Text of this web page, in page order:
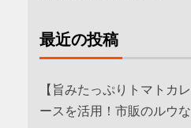
最近の投稿
【旨みたっぷりトマトカ
ースを活用！市販のルウ